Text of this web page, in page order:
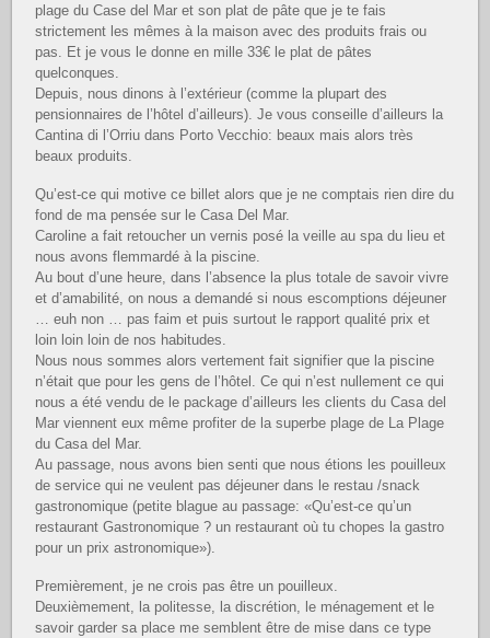
plage du Case del Mar et son plat de pâte que je te fais
strictement les mêmes à la maison avec des produits frais ou
pas. Et je vous le donne en mille 33€ le plat de pâtes
quelconques.
Depuis, nous dinons à l’extérieur (comme la plupart des
pensionnaires de l’hôtel d’ailleurs). Je vous conseille d’ailleurs la
Cantina di l’Orriu dans Porto Vecchio: beaux mais alors très
beaux produits.
Qu’est-ce qui motive ce billet alors que je ne comptais rien dire du
fond de ma pensée sur le Casa Del Mar.
Caroline a fait retoucher un vernis posé la veille au spa du lieu et
nous avons flemmardé à la piscine.
Au bout d’une heure, dans l’absence la plus totale de savoir vivre
et d’amabilité, on nous a demandé si nous escomptions déjeuner
… euh non … pas faim et puis surtout le rapport qualité prix et
loin loin loin de nos habitudes.
Nous nous sommes alors vertement fait signifier que la piscine
n’était que pour les gens de l’hôtel. Ce qui n’est nullement ce qui
nous a été vendu de le package d’ailleurs les clients du Casa del
Mar viennent eux même profiter de la superbe plage de La Plage
du Casa del Mar.
Au passage, nous avons bien senti que nous étions les pouilleux
de service qui ne veulent pas déjeuner dans le restau /snack
gastronomique (petite blague au passage: «Qu’est-ce qu’un
restaurant Gastronomique ? un restaurant où tu chopes la gastro
pour un prix astronomique»).
Premièrement, je ne crois pas être un pouilleux.
Deuxièmement, la politesse, la discrétion, le ménagement et le
savoir garder sa place me semblent être de mise dans ce type